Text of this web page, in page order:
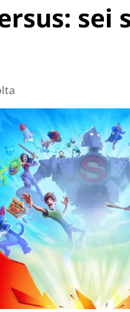
sei